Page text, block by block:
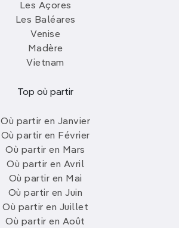
Les Açores
Les Baléares
Venise
Madère
Vietnam
Top où partir
Où partir en Janvier
Où partir en Février
Où partir en Mars
Où partir en Avril
Où partir en Mai
Où partir en Juin
Où partir en Juillet
Où partir en Août